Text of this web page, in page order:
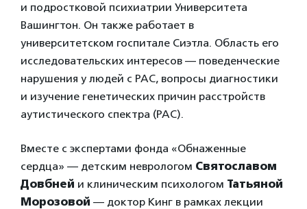
и подростковой психиатрии Университета
Вашингтон. Он также работает в
университетском госпитале Сиэтла. Область его
исследовательских интересов — поведенческие
нарушения у людей с РАС, вопросы диагностики
и изучение генетических причин расстройств
аутистического спектра (РАС).
Вместе с экспертами фонда «Обнаженные
сердца» — детским неврологом Святославом
Довбней и клиническим психологом Татьяной
Морозовой — доктор Кинг в рамках лекции